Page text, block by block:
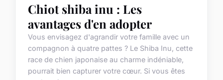
Chiot shiba inu : Les
avantages d'en adopter
Vous envisagez d'agrandir votre famille avec un
compagnon à quatre pattes ? Le Shiba Inu, cette
race de chien japonaise au charme indéniable,
pourrait bien capturer votre cœur. Si vous êtes